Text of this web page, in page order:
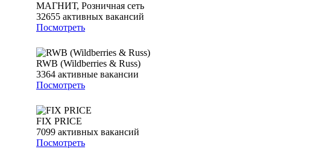
МАГНИТ, Розничная сеть
32655 активных вакансий
Посмотреть
RWB (Wildberries & Russ)
3364 активные вакансии
Посмотреть
FIX PRICE
7099 активных вакансий
Посмотреть